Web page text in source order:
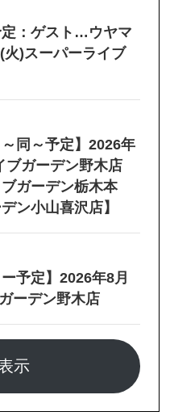
定：ゲスト…ウヤマ
火)スーパーライブ
同～予定】2026年
ブガーデン野木店
ガーデン栃木本
ン小山喜沢店】
予定】2026年8月
ーデン野木店
示